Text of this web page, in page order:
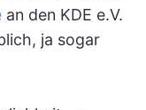
an den KDE e.V.
ja sogar